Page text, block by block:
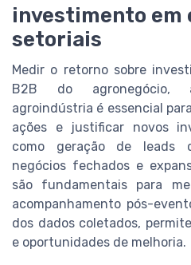
investimento em
setoriais
Medir o retorno sobre
B2B do agronegócio,
agroindústria é essencial
ações e justificar novos
como geração de leads
negócios fechados e
são fundamentais para
acompanhamento pós-
dos dados coletados,
e oportunidades de melhoria.